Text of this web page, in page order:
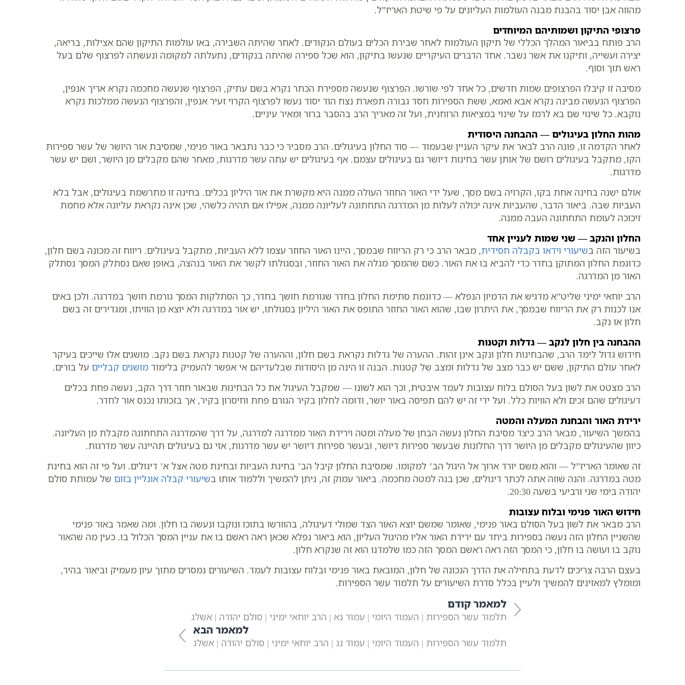
מהווה אבן יסוד בהבנת מבנה העולמות העליונים על פי שיטת האריז”ל.
פרצופי התיקון ושמותיהם המיוחדים
הרב פותח בביאור המהלך הכללי של תיקון העולמות לאחר שבירת הכלים בעולם הנקודים. לאחר שהיתה השבירה, באו עולמות התיקון שהם אצילות, בריאה,
יצירה ועשייה, ותיקנו את אשר נשבר. אחד הדברים העיקריים שנעשו בתיקון, הוא שכל ספירה שהיתה בנקודים, נתעלתה למקומה ונעשתה לפרצוף שלם בעל
ראש תוך וסוף.
מסיבה זו קיבלו הפרצופים שמות חדשים, כל אחד לפי שורשו. הפרצוף שנעשה מספירת הכתר נקרא בשם עתיק, הפרצוף שנעשה מחכמה נקרא אריך אנפין,
הפרצוף הנעשה מבינה נקרא אבא ואמא, ששת הספירות חסד גבורה תפארת נצח הוד יסוד נעשו לפרצוף הקרוי זעיר אנפין, והפרצוף הנעשה ממלכות נקרא
נוקבא. כל שינוי שם בא לרמז על שינוי במציאות הרוחנית, ועל זה מאריך הרב בהסבר ברור ומאיר עיניים.
מהות החלון בעיגולים — ההבחנה היסודית
לאחר הקדמה זו, פונה הרב לבאר את עיקר העניין שבעמוד — סוד החלון בעיגולים. הרב מסביר כי כבר נתבאר באור פנימי, שמסיבת אור היושר של עשר ספירות
הקו, מתקבל בעיגולים רושם של אותן עשר בחינות דיושר גם בעיגולים עצמם. אף בעיגולים יש עתה עשר מדרגות, מאחר שהם מקבלים מן היושר, ושם יש עשר
מדרגות.
אולם ישנה בחינה אחת בקו, הקרויה בשם מסך, שעל ידי האור החוזר העולה ממנה היא מקשרת את אור היליון בכלים. בחינה זו מתרשמת בעיגולים, אבל בלא
העביות שבה. ביאור הדבר, שהעביות אינה יכולה לעלות מן המדרגה התחתונה לעליונה ממנה, אפילו אם תהיה כלשהי, שכן אינה נקראת עליונה אלא מחמת
זיכוכה לעומת התחתונה העבה ממנה.
החלון והנקב — שני שמות לעניין אחד
בשיעור הזה בשיעורי וידאו בקבלה חסידית, מבאר הרב כי רק הריווח שבמסך, היינו האור החוזר עצמו ללא העביות, מתקבל בעיגולים. ריווח זה מכונה בשם חלון,
כדוגמת החלון המתוקן בחדר כדי להביא בו את האור. כשם שהמסך מגלה את האור החוזר, ובסגולתו לקשר את האור בנהצה, באופן שאם נסתלק המסך נסתלק
האור מן המדרגה.
הרב יוחאי ימיני שליט”א מדגיש את הדמיון הנפלא — כדוגמת סתימת החלון בחדר שגורמת חושך בחדר, כך הסתלקות המסך גורמת חושך במדרגה. ולכן באים
אנו לכנות רק את הריווח שבמסך, את היתרון שבו, שהוא האור החוזר התופס את האור היליון בסגולתו, יש אור במדרגה ולא יוצא מן הוויתו, ומגדירים זה בשם
חלון או נקב.
ההבחנה בין חלון לנקב — גדלות וקטנות
חידוש גדול לימד הרב, שהבחינות חלון ונקב אינן זהות. ההערה של גדלות נקראת בשם חלון, וההערה של קטנות נקראת בשם נקב. מושגים אלו שייכים בעיקר
לאחר עולם התיקון, ששם יש כבר מצב של גדלות ומצב של קטנות. הבנה זו הינה מן היסודות שבלעדיהם אי אפשר להעמיק בלימוד מושגים קבליים על בורים.
הרב מצטט את לשון בעל הסולם בלוח עצובות לעמד איבטית, וכך הוא לשונו — שמקבל העיגול את כל הבחינות שבאור חוזר דרך הקב, נעשה פחת בכלים
דעיגולים שהם זכים ולא הוויות כלל. ועל ידי זה יש להם תפיסה באור יושר, ודומה לחלון בקיר הגורם פחת וחיסרון בקיר, אך בזכותו נכנס אור לחדר.
ירידת האור והבחנת המעלה והמטה
בהמשך השיעור, מבאר הרב כיצד מסיבת החלון נעשה הבחן של מעלה ומטה וירידת האור ממדרגה למדרגה, על דרך שהמדרגה התחתונה מקבלת מן העליונה.
כיוון שהעיגולים מקבלים מן היושר דרך החלונות שבעשר ספירות דיושר, ובעשר ספירות דיושר יש עשר מדרגות, אזי גם בעיגולים תהיינה עשר מדרגות.
זה שאומר האריז”ל — והוא משם יורד ארוך אל היגול הב’ למקומו. שמסיבת החלון קיבל הב’ בחינת העביות ובחינת מטה אצל א’ דיגולים. ועל פי זה הוא בחינת
מטה במדרגה. והנה שווה אתה לכתר דיגולים, שכן בנה למטה מחכמה. ביאור עמוק זה, ניתן להמשיך וללמוד אותו בשיעורי קבלה אונליין בזום של עמותת סולם
יהודה בימי שני ורביעי בשעה 20:30.
חידוש האור פנימי ובלוח עצובות
הרב מבאר את לשון בעל הסולם באור פנימי, שאומר שמשם יוצא האור הצד שמולי דעיגולה, בהוורשו בתוכו ונוקבו ונעשה בו חלון. ומה שאמר באור פנימי
שהשניין החלון הזה נעשה בספירות ביחד עם ירידת האור אליו מהיגול העליון, הוא ביאור נפלא שכאן ראה ראשם בו את עניין המסך הכלול בו. כעין מה שהאור
נוקב בו ועושה בו חלון, כי המסך הזה ראה ראשם המסך הזה כמו שלמדנו הוא זה שנקרא חלון.
בעצם הרבה צריכים לדעת בתחילה את הדרך הנכונה של חלון, המובאת באור פנימי ובלוח עצובות לעמד. השיעורים נמסרים מתוך עיון מעמיק וביאור בהיר,
ומומלץ למאזינים להמשיך ולעיין בכלל סדרת השיעורים על תלמוד עשר הספירות.
למאמר קודם
תלמוד עשר הספירות | העמוד היומי | עמוד נא | הרב יוחאי ימיני | סולם יהודה | אשלג
למאמר הבא
תלמוד עשר הספירות | העמוד היומי | עמוד נג | הרב יוחאי ימיני | סולם יהודה | אשלג